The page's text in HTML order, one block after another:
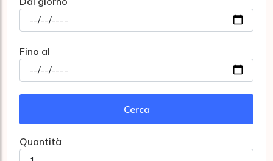
Fino al
Cerca
Quantità